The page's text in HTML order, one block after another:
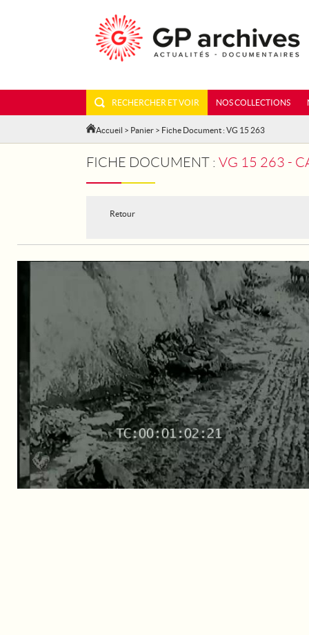
RECHERCHER ET VOIR NOS COLLECTIONS
Accueil > Panier > Fiche Document : VG 15 263
FICHE DOCUMENT : VG 15 263 -
Retour